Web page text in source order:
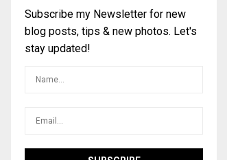
Subscribe my Newsletter for new
blog posts, tips & new photos. Let's
stay updated!